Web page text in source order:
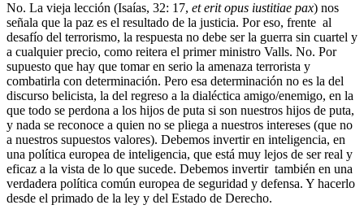
No. La vieja lección (Isaías, 32: 17, et erit opus iustitiae pax) nos
señala que la paz es el resultado de la justicia. Por eso, frente al
desafío del terrorismo, la respuesta no debe ser la guerra sin cuartel y
a cualquier precio, como reitera el primer ministro Valls. No. Por
supuesto que hay que tomar en serio la amenaza terrorista y
combatirla con determinación. Pero esa determinación no es la del
discurso belicista, la del regreso a la dialéctica amigo/enemigo, en la
que todo se perdona a los hijos de puta si son nuestros hijos de puta,
y nada se reconoce a quien no se pliega a nuestros intereses (que no
a nuestros supuestos valores). Debemos invertir en inteligencia, en
una política europea de inteligencia, que está muy lejos de ser real y
eficaz a la vista de lo que sucede. Debemos invertir también en una
verdadera política común europea de seguridad y defensa. Y hacerlo
desde el primado de la ley y del Estado de Derecho.